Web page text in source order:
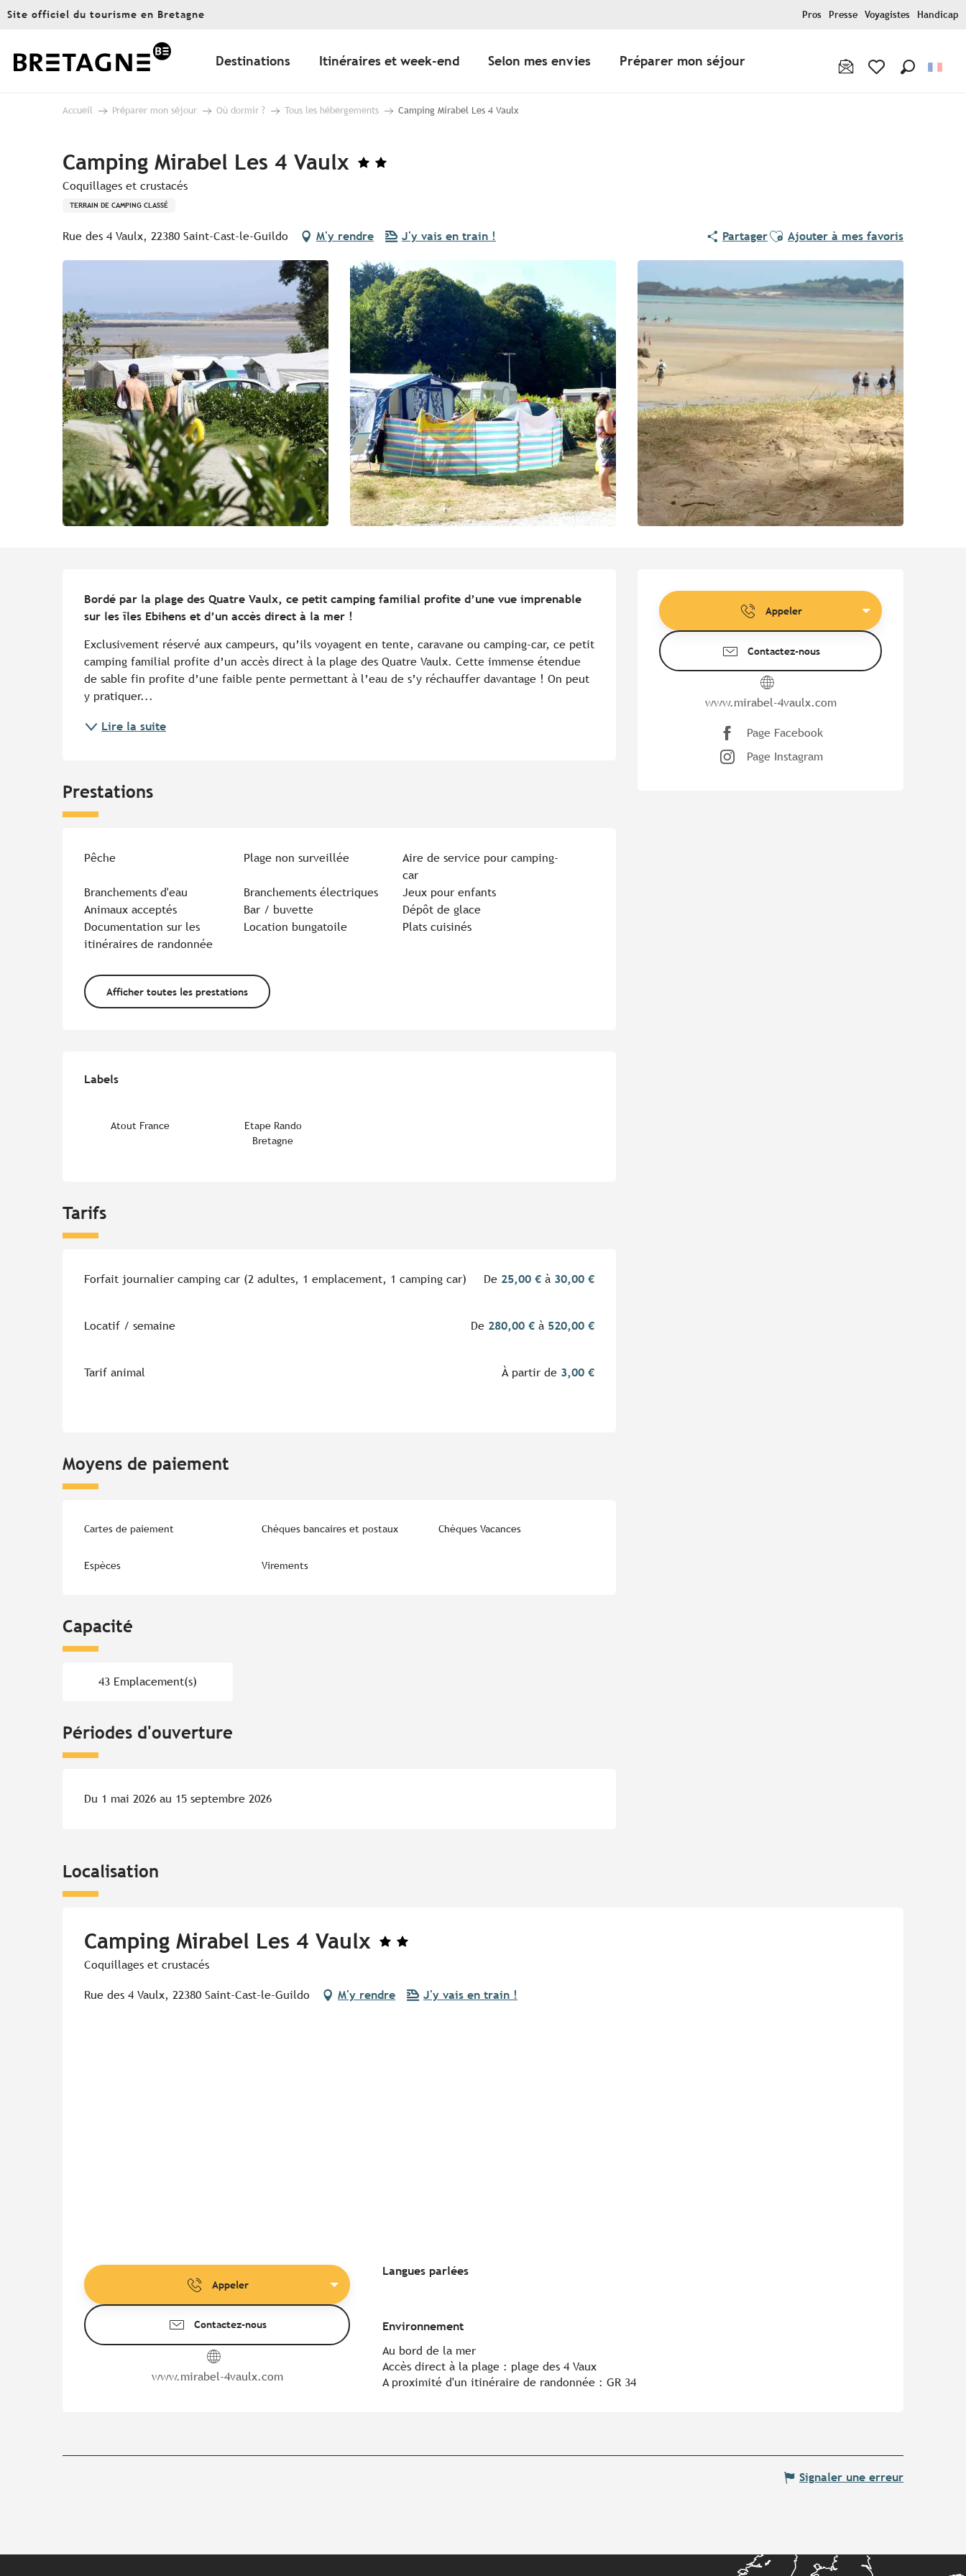
Aller
principal
Site officiel du tourisme en Bretagne Pros Presse Voyagistes Handicap
Destinations Itinéraires et week-end Selon mes envies Préparer mon séjour
Accueil Préparer mon séjour Où dormir ? Tous les hébergements Camping Mirabel Les 4 Vaulx
Camping Mirabel Les 4 Vaulx
Coquillages et crustacés
TERRAIN DE CAMPING CLASSÉ
Rue des 4 Vaulx, 22380 Saint-Cast-le-Guildo M'y rendre J'y vais en train ! PartagerAjouter aux favoris
Ajouter à mes favoris
Ouverture et coordonnées
Appeler
Contactez-nous
www.mirabel-4vaulx.com
Page Facebook
Page Instagram
Bordé par la plage des Quatre Vaulx, ce petit camping familial profite d’une vue imprenable
sur les îles Ebihens et d’un accès direct à la mer !
Exclusivement réservé aux campeurs, qu’ils voyagent en tente, caravane ou camping-car, ce petit
camping familial profite d’un accès direct à la plage des Quatre Vaulx. Cette immense étendue
de sable fin profite d’une faible pente permettant à l’eau de s’y réchauffer davantage ! On peut
y pratiquer...
Lire la suite
Prestations
Pêche Plage non surveillée
Aire de service pour camping-
car
Branchements d'eau
Branchements électriques
Jeux pour enfants
Animaux acceptés
Bar / buvette
Dépôt de glace
Documentation sur les
itinéraires de randonnée
Location bungatoile Plats cuisinés
Afficher toutes les prestations
Labels
Labels
Atout France
Etape Rando
Bretagne
Tarifs
Tarifs 2026
Forfait journalier camping car (2 adultes, 1 emplacement, 1 camping car) De 25,00 € à 30,00 €
Locatif / semaine De 280,00 € à 520,00 €
Tarif animal À partir de 3,00 €
Moyens de paiement
Cartes de paiement Chèques bancaires et postaux Chèques Vacances
Espèces Virements
Capacité
43 Emplacement(s)
Périodes d'ouverture
Du 1 mai 2026 au 15 septembre 2026
Localisation
Camping Mirabel Les 4 Vaulx
Coquillages et crustacés
Rue des 4 Vaulx, 22380 Saint-Cast-le-Guildo M'y rendre J'y vais en train !
Appeler
Contactez-nous
www.mirabel-4vaulx.com
Langues parlées
Langues parlées
Environnement
Environnement
Au bord de la mer
Accès direct à la plage : plage des 4 Vaux
A proximité d'un itinéraire de randonnée : GR 34
Signaler une erreur